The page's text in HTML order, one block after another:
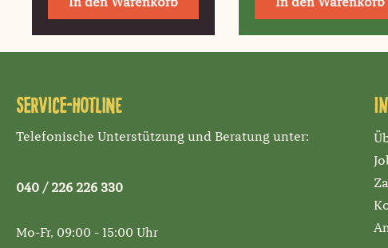
In den Warenkorb In den Warenkorb
Service-Hotline
Telefonische Unterstützung und Beratung unter:
040 / 226 226 330
Mo-Fr, 09:00 - 15:00 Uhr